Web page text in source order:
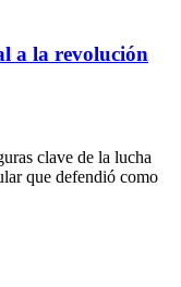
a la revolución
clave de la lucha
que defendió como